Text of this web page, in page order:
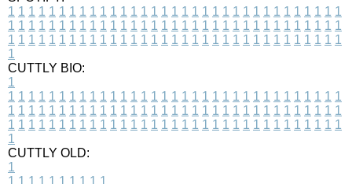
1 1 1 1 1 1 1 1 1 1 1 1 1 1 1 1 1 1 1 1 1 1 1 1 1 1 1 1 1 1 1 1 1
1 1 1 1 1 1 1 1 1 1 1 1 1 1 1 1 1 1 1 1 1 1 1 1 1 1 1 1 1 1 1 1 1
1 1 1 1 1 1 1 1 1 1 1 1 1 1 1 1 1 1 1 1 1 1 1 1 1 1 1 1 1 1 1 1 1
1
CUTTLY BIO:
1
1 1 1 1 1 1 1 1 1 1 1 1 1 1 1 1 1 1 1 1 1 1 1 1 1 1 1 1 1 1 1 1 1
1 1 1 1 1 1 1 1 1 1 1 1 1 1 1 1 1 1 1 1 1 1 1 1 1 1 1 1 1 1 1 1 1
1 1 1 1 1 1 1 1 1 1 1 1 1 1 1 1 1 1 1 1 1 1 1 1 1 1 1 1 1 1 1 1 1
1
CUTTLY OLD:
1
1 1 1 1 1 1 1 1 1 1